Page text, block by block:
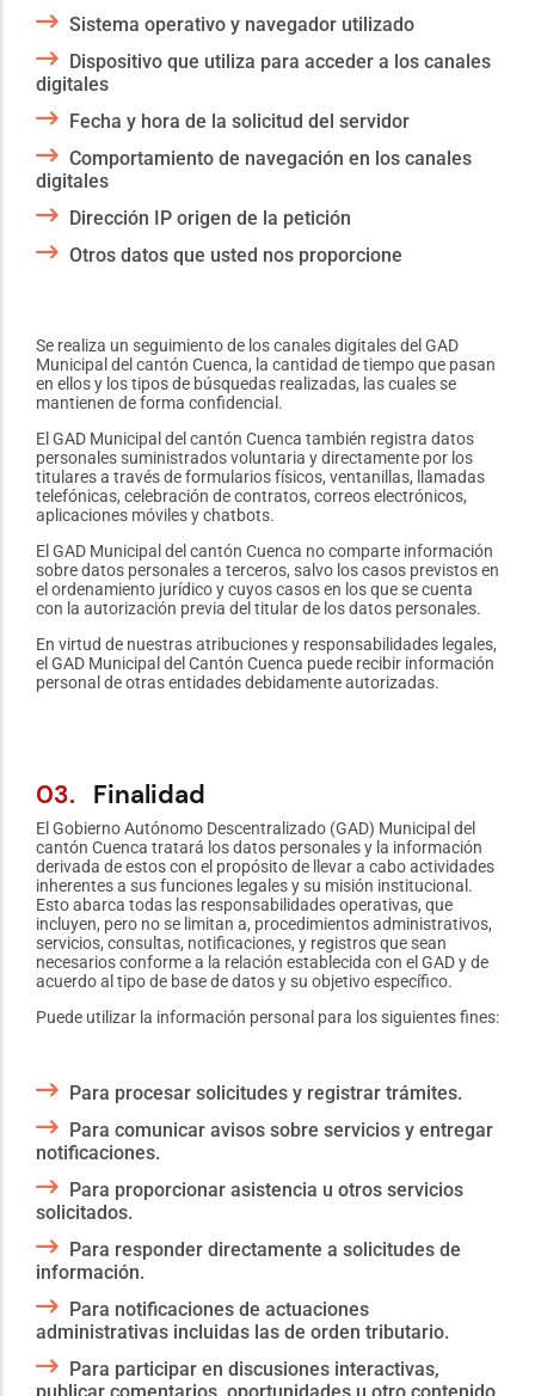
Sistema operativo y navegador utilizado
Dispositivo que utiliza para acceder a los canales
digitales
Fecha y hora de la solicitud del servidor
Comportamiento de navegación en los canales
digitales
Dirección IP origen de la petición
Otros datos que usted nos proporcione
Se realiza un seguimiento de los canales digitales del GAD
Municipal del cantón Cuenca, la cantidad de tiempo que pasan
en ellos y los tipos de búsquedas realizadas, las cuales se
mantienen de forma confidencial.
El GAD Municipal del cantón Cuenca también registra datos
personales suministrados voluntaria y directamente por los
titulares a través de formularios físicos, ventanillas, llamadas
telefónicas, celebración de contratos, correos electrónicos,
aplicaciones móviles y chatbots.
El GAD Municipal del cantón Cuenca no comparte información
sobre datos personales a terceros, salvo los casos previstos en
el ordenamiento jurídico y cuyos casos en los que se cuenta
con la autorización previa del titular de los datos personales.
En virtud de nuestras atribuciones y responsabilidades legales,
el GAD Municipal del Cantón Cuenca puede recibir información
personal de otras entidades debidamente autorizadas.
03. Finalidad
El Gobierno Autónomo Descentralizado (GAD) Municipal del
cantón Cuenca tratará los datos personales y la información
derivada de estos con el propósito de llevar a cabo actividades
inherentes a sus funciones legales y su misión institucional.
Esto abarca todas las responsabilidades operativas, que
incluyen, pero no se limitan a, procedimientos administrativos,
servicios, consultas, notificaciones, y registros que sean
necesarios conforme a la relación establecida con el GAD y de
acuerdo al tipo de base de datos y su objetivo específico.
Puede utilizar la información personal para los siguientes fines:
Para procesar solicitudes y registrar trámites.
Para comunicar avisos sobre servicios y entregar
notificaciones.
Para proporcionar asistencia u otros servicios
solicitados.
Para responder directamente a solicitudes de
información.
Para notificaciones de actuaciones
administrativas incluidas las de orden tributario.
Para participar en discusiones interactivas,
publicar comentarios, oportunidades u otro contenido